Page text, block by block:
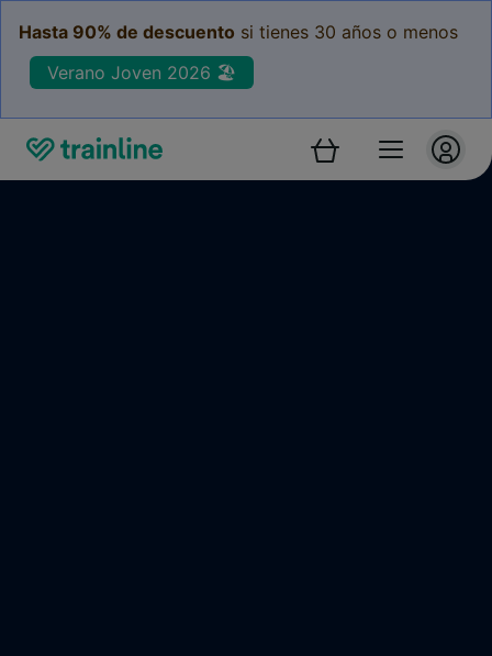
Hasta 90% de descuento si tienes 30 años o menos
Verano Joven 2026 🏖️